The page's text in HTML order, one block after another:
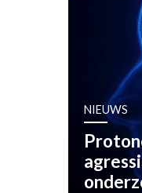
NIEUWS